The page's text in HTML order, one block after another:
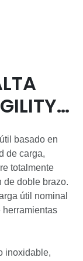
basado en
de carga,
totalmente
de doble brazo.
útil nominal
herramientas
inoxidable,